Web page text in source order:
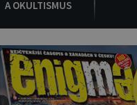
A OKULTISMUS